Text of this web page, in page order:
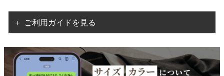
＋ ご利用ガイドを見る